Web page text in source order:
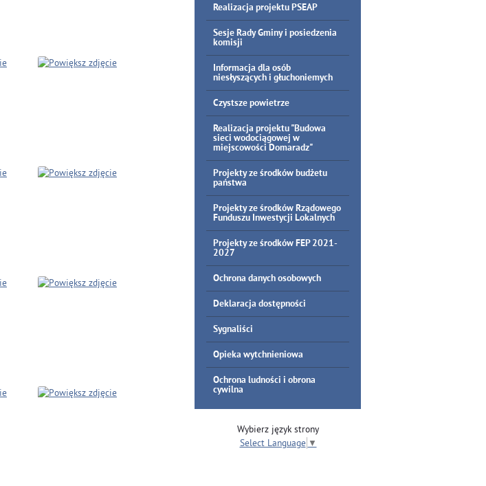
Realizacja projektu PSEAP
Sesje Rady Gminy i posiedzenia
komisji
Informacja dla osób
niesłyszących i głuchoniemych
Czystsze powietrze
Realizacja projektu "Budowa
sieci wodociągowej w
miejscowości Domaradz"
Projekty ze środków budżetu
państwa
Projekty ze środków Rządowego
Funduszu Inwestycji Lokalnych
Projekty ze środków FEP 2021-
2027
Ochrona danych osobowych
Deklaracja dostępności
Sygnaliści
Opieka wytchnieniowa
Ochrona ludności i obrona
cywilna
Wybierz język strony
Select Language ▼